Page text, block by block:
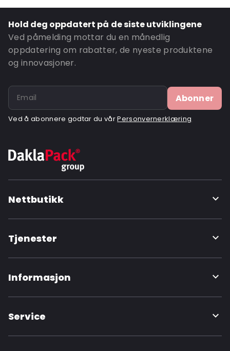
Ordre-ID: 481118
Hold deg oppdatert på de siste utviklingene
Ved påmelding mottar du en månedlig
oppdatering om rabatter, de nyeste produktene
og innovasjoner.
Abonner
Ved å abonnere godtar du vårPersonvernerklæring
Nettbutikk
Tjenester
Informasjon
Service